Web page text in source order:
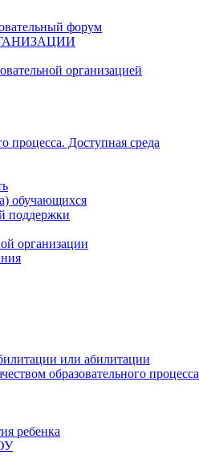
форум
организацией
процесса. Доступная среда
обучающихся
поддержки
организации
или абилитации
образовательного процесса
ребенка